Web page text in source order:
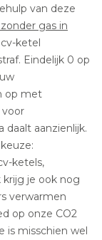
van deze
gas in
ketel
Eindelijk 0 op
op met
voor
daalt aanzienlijk.
ketels,
krijg je ook nog
verwarmen
op onze CO2
is misschien wel